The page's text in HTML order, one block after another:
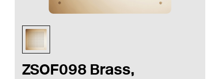
ZSOF098 Brass,